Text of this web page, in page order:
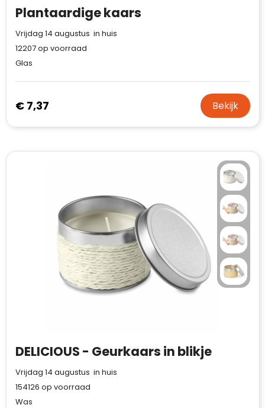
Kingcap
Mepal
Moleskine
Plantaardige kaars
Vrijdag 14 augustus in huis
12207op voorraad
Glas
€ 7,37 Bekijk
DELICIOUS - Geurkaars in blikje
Vrijdag 14 augustus in huis
154126 op voorraad
Was